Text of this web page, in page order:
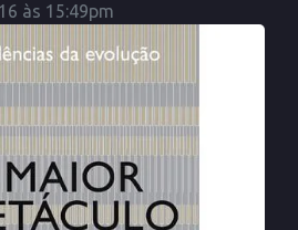
às 15:49pm